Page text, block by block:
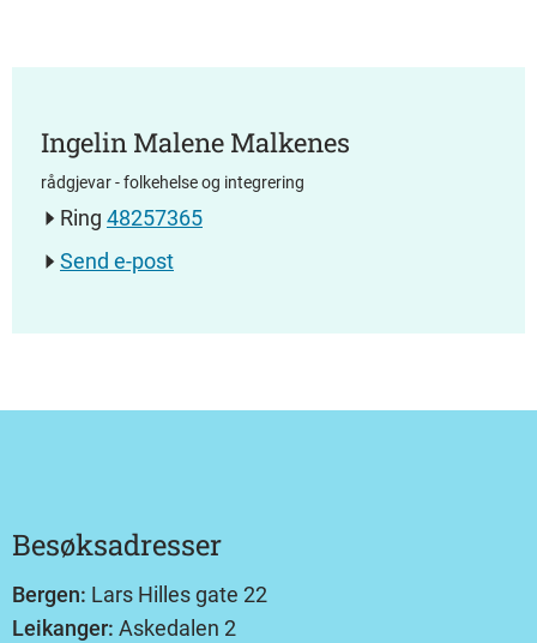
Ingelin Malene Malkenes
rådgjevar - folkehelse og integrering
Ring 48257365
Send e-post
Besøksadresser
Bergen: Lars Hilles gate 22
Leikanger: Askedalen 2